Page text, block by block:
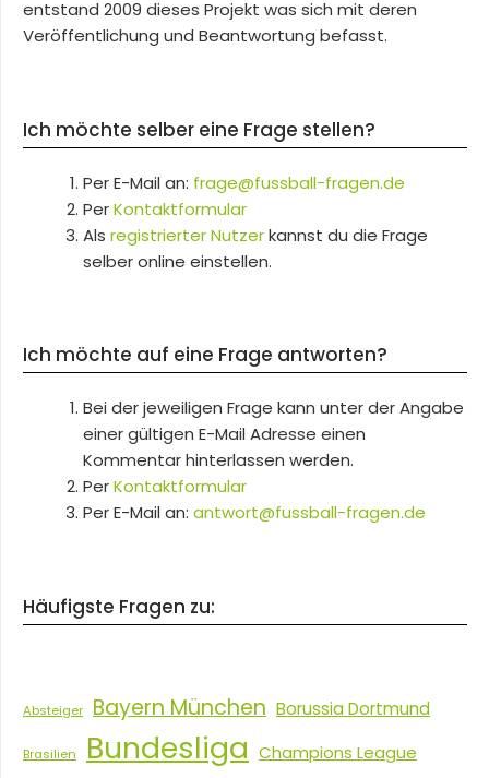
entstand 2009 dieses Projekt was sich mit deren
Veröffentlichung und Beantwortung befasst.
Ich möchte selber eine Frage stellen?
Per E-Mail an: frage@fussball-fragen.de
PerKontaktformular
Als registrierter Nutzerkannst du die Frage
selber online einstellen.
Ich möchte auf eine Frage antworten?
Bei der jeweiligen Frage kann unter der Angabe
einer gültigen E-Mail Adresse einen
Kommentar hinterlassen werden.
PerKontaktformular
Per E-Mail an: antwort@fussball-fragen.de
Häufigste Fragen zu:
Absteiger Bayern München Borussia Dortmund
Brasilien Bundesliga Champions League